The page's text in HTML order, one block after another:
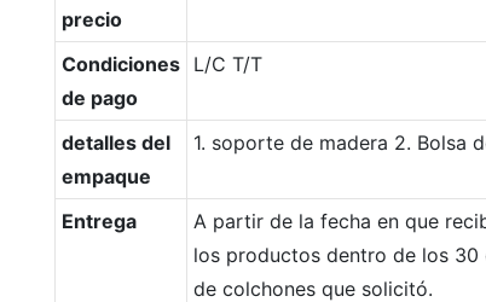
precio
Condiciones
de pago
L/C T/T
detalles del
empaque
1. soporte de madera 2. Bolsa
Entrega
A partir de la fecha en que
los productos dentro de los
de colchones que solicitó.